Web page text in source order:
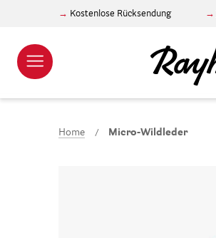
Kostenlose Rücksendung
Home Micro-Wildleder